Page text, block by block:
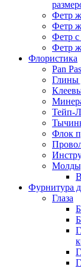
Фетр
Фетр
Фетр
Фетр
Флористика
Pan
Глины
Тейп-
Флок
Фурнитура
Глаза